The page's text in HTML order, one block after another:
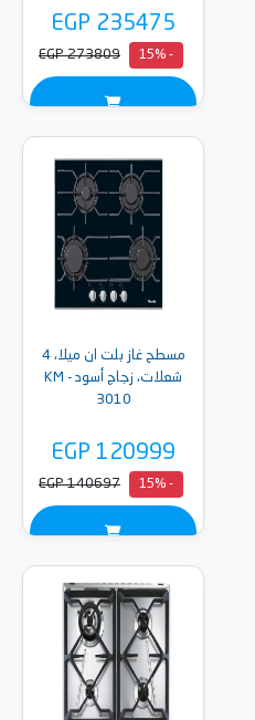
EGP 235475
- 15%
EGP 273809
مسطح غاز بلت ان ميلا، 4
شعلات، زجاج أسود - KM
3010
EGP 120999
- 15%
EGP 140697